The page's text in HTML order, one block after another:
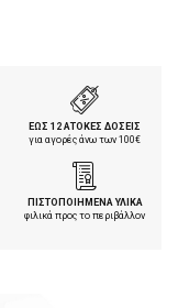
ΕΩΣ 12 ΑΤΟΚΕΣ ΔΟΣΕΙΣ
για αγορές άνω των 100€
ΠΙΣΤΟΠΟΙΗΜΕΝΑ ΥΛΙΚΑ
φιλικά προς το περιβάλλον